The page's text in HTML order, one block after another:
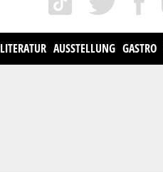
LITERATUR AUSSTELLUNG GASTRO